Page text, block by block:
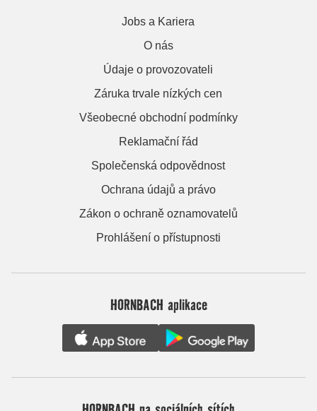
Jobs a Kariera
O nás
Údaje o provozovateli
Záruka trvale nízkých cen
Všeobecné obchodní podmínky
Reklamační řád
Společenská odpovědnost
Ochrana údajů a právo
Zákon o ochraně oznamovatelů
Prohlášení o přístupnosti
HORNBACH aplikace